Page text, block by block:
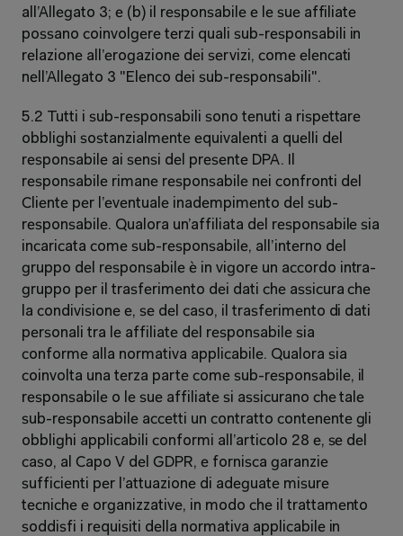
all’Allegato 3; e (b) il responsabile e le sue affiliate
possano coinvolgere terzi quali sub-responsabili in
relazione all’erogazione dei servizi, come elencati
nell’Allegato 3 "Elenco dei sub-responsabili".
5.2 Tutti i sub-responsabili sono tenuti a rispettare
obblighi sostanzialmente equivalenti a quelli del
responsabile ai sensi del presente DPA. Il
responsabile rimane responsabile nei confronti del
Cliente per l’eventuale inadempimento del sub-
responsabile. Qualora un’affiliata del responsabile sia
incaricata come sub-responsabile, all’interno del
gruppo del responsabile è in vigore un accordo intra-
gruppo per il trasferimento dei dati che assicura che
la condivisione e, se del caso, il trasferimento di dati
personali tra le affiliate del responsabile sia
conforme alla normativa applicabile. Qualora sia
coinvolta una terza parte come sub-responsabile, il
responsabile o le sue affiliate si assicurano che tale
sub-responsabile accetti un contratto contenente gli
obblighi applicabili conformi all’articolo 28 e, se del
caso, al Capo V del GDPR, e fornisca garanzie
sufficienti per l’attuazione di adeguate misure
tecniche e organizzative, in modo che il trattamento
soddisfi i requisiti della normativa applicabile in